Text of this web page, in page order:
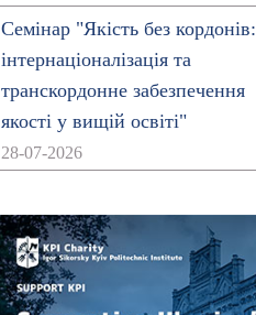
Семінар "Якість без кордонів:
інтернаціоналізація та
транскордонне забезпечення
якості у вищій освіті"
28-07-2026